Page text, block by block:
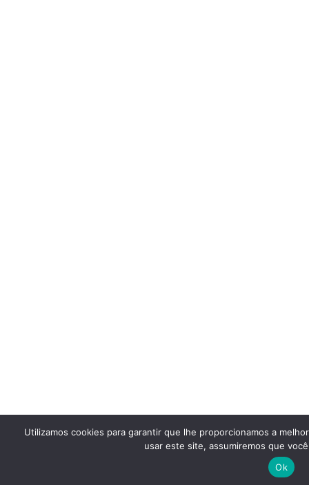
Utilizamos cookies para garantir que lhe proporcionamos a
usar este site, assumiremos que
Ok